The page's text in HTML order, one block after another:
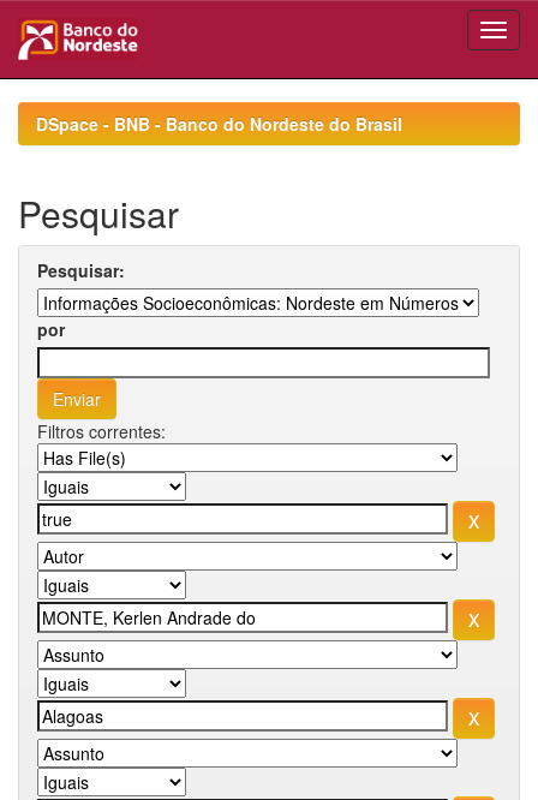
navigationDSpace - BNB - Banco do Nordeste do Brasil
Pesquisar
Pesquisar:
por
Filtros correntes: